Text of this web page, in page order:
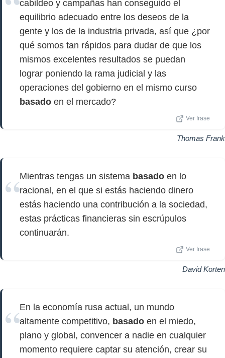
cabildeo y campañas han conseguido el
equilibrio adecuado entre los deseos de la
gente y los de la industria privada, así que ¿por
qué somos tan rápidos para dudar de que los
mismos excelentes resultados se puedan
lograr poniendo la rama judicial y las
operaciones del gobierno en el mismo curso
basado en el mercado?
Ver frase
Thomas Frank
Mientras tengas un sistema basado en lo
racional, en el que si estás haciendo dinero
estás haciendo una contribución a la sociedad,
estas prácticas financieras sin escrúpulos
continuarán.
Ver frase
David Korten
En la economía rusa actual, un mundo
altamente competitivo, basado en el miedo,
plano y global, convencer a nadie en cualquier
momento requiere captar su atención, crear su